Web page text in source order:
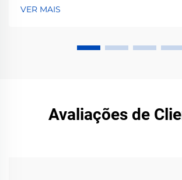
investimento agora.
VER MAIS
Avaliações de